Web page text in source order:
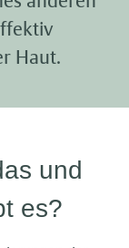
Haut.
und
es?